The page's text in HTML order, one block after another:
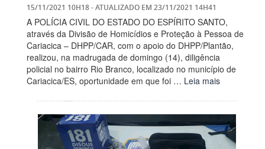
15/11/2021 10H18- ATUALIZADO EM 23/11/2021 14H41
A POLÍCIA CIVIL DO ESTADO DO ESPÍRITO SANTO,
através da Divisão de Homicídios e Proteção à Pessoa de
Cariacica – DHPP/CAR, com o apoio do DHPP/Plantão,
realizou, na madrugada de domingo (14), diligência
policial no bairro Rio Branco, localizado no município de
Cariacica/ES, oportunidade em que foi … Leia mais